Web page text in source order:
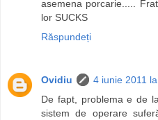
asemena porcarie.....
lor SUCKS
Răspundeți
Ovidiu
4 iunie 2011
De fapt, problema e de
sistem de operare